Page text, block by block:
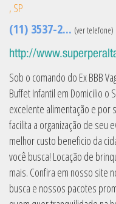
, SP
(11) 3537-2... (ver telefone)
http://
Sob o comando do Ex BBB
Buffet Infantil em Domicilio o
excelente alimentação e
facilita a organização de seu
melhor custo beneficio da
você busca! Locação de
mais. Confira em nosso site
busca e nossos pacotes